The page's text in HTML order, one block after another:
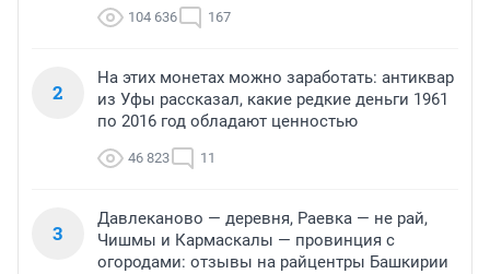
104 636 167
2
На этих монетах можно заработать: антиквар
из Уфы рассказал, какие редкие деньги 1961
по 2016 год обладают ценностью
46 823 11
3
Давлеканово — деревня, Раевка — не рай,
Чишмы и Кармаскалы — провинция с
огородами: отзывы на райцентры Башкирии